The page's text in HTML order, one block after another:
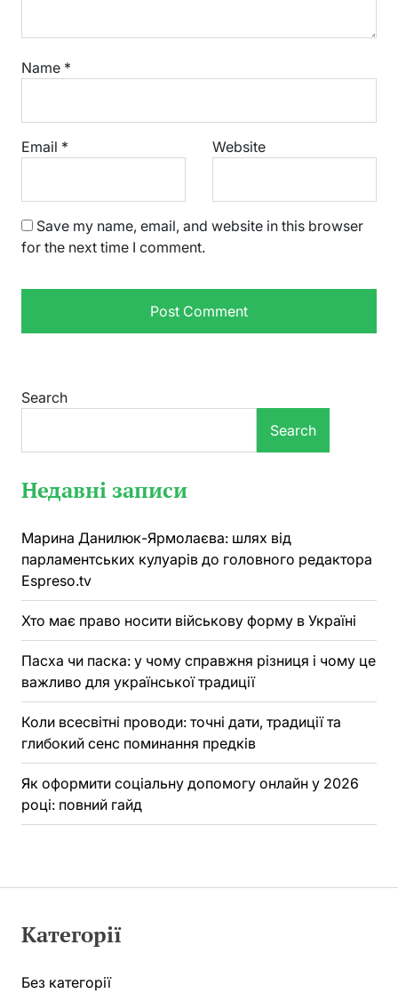
Name *
Email * Website
Save my name, email, and website in this browser
for the next time I comment.
Search
Search
Недавні записи
Марина Данилюк-Ярмолаєва: шлях від
парламентських кулуарів до головного редактора
Espreso.tv
Хто має право носити військову форму в Україні
Пасха чи паска: у чому справжня різниця і чому це
важливо для української традиції
Коли всесвітні проводи: точні дати, традиції та
глибокий сенс поминання предків
Як оформити соціальну допомогу онлайн у 2026
році: повний гайд
Категорії
Без категорії